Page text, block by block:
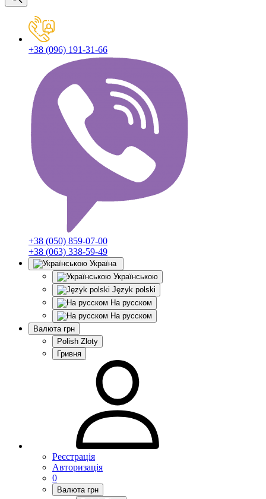
+38 (096) 191-31-66
+38 (050) 859-07-00
+38 (063) 338-59-49
Україна
Українською
Język polski
На русском
На русском
Валюта грн
Polish Zloty
Гривня
Реєстрація
Авторизація
0
Валюта грн